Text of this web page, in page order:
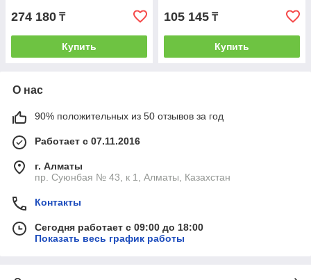
274 180 ₸
Купить
105 145 ₸
Купить
О нас
90% положительных из 50 отзывов за год
Работает с 07.11.2016
г. Алматы
пр. Суюнбая № 43, к 1, Алматы, Казахстан
Контакты
Сегодня работает с 09:00 до 18:00
Показать весь график работы